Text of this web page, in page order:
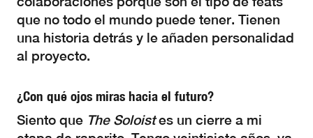
que no todo el mundo puede tener. Tienen
una historia detrás y le añaden personalidad
al proyecto.
¿Con qué ojos miras hacia el futuro?
Siento que The Soloistes un cierre a mi